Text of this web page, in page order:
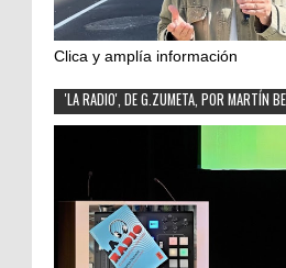
Clica y amplía información
'LA RADIO', DE G.ZUMETA, POR MARTÍN